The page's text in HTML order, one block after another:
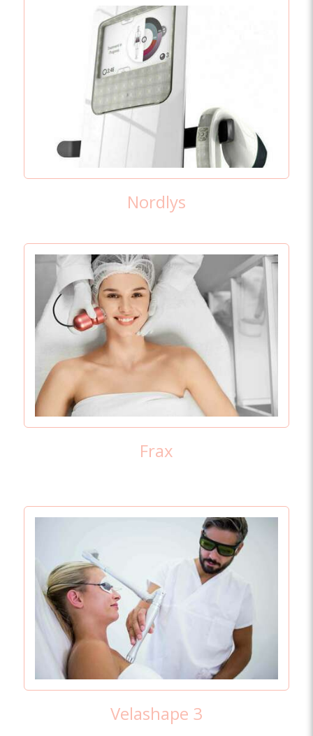
Nordlys
Frax
Velashape 3